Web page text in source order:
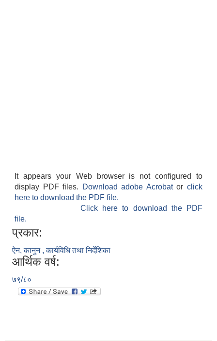
It appears your Web browser is not configured to
display PDF files.
Download adobe Acrobatorclick
here to download the PDF file.
Click here to download the PDF
file.
प्रकार:
ऐन, कानुन , कार्यविधि तथा निर्देशिका
आर्थिक वर्ष:
७९/८०